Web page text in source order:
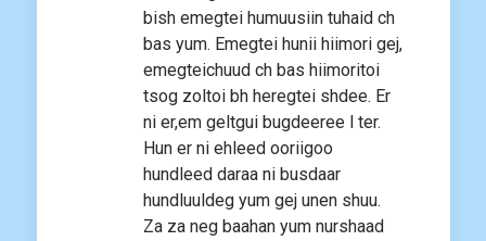
bish emegtei humuusiin tuhaid ch
bas yum. Emegtei hunii hiimori gej,
emegteichuud ch bas hiimoritoi
tsog zoltoi bh heregtei shdee. Er
ni er,em geltgui bugdeeree l ter.
Hun er ni ehleed ooriigoo
hundleed daraa ni busdaar
hundluuldeg yum gej unen shuu.
Za za neg baahan yum nurshaad